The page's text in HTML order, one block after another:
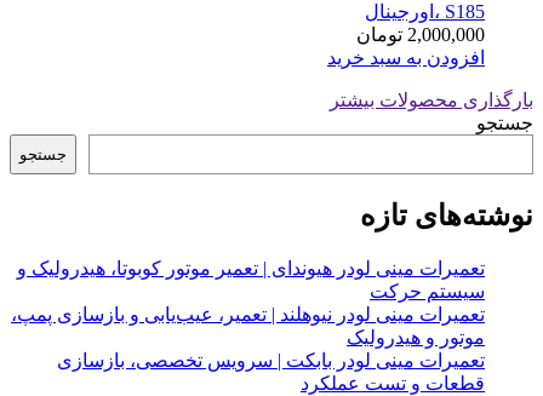
S185 ،اورجینال
2,000,000 تومان
افزودن به سبد خرید
بارگذاری محصولات بیشتر
جستجو
جستجو
نوشته‌های تازه
تعمیرات مینی لودر هیوندای | تعمیر موتور کوبوتا، هیدرولیک و
سیستم حرکت
تعمیرات مینی لودر نیوهلند | تعمیر، عیب‌یابی و بازسازی پمپ،
موتور و هیدرولیک
تعمیرات مینی لودر بابکت | سرویس تخصصی، بازسازی
قطعات و تست عملکرد